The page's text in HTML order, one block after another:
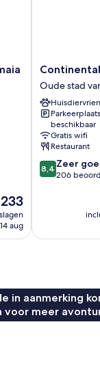
aug
Continental
Forum
Constanta
Oude
stad
van
Constanta
Oude stad
beschikbaar
Gratis wifi
Restaurant
8.4
van
8,4 Zeer
206
in aanmerking
voor meer